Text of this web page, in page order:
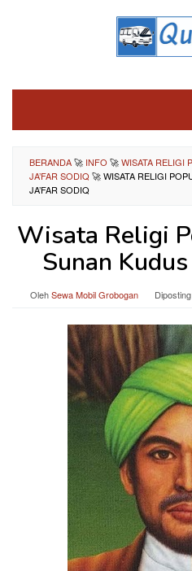
BERANDA🚀 INFO 🚀WISATA RELIGI
JA’FAR SODIQ 🚀WISATA RELIGI
JA’FAR SODIQ
Wisata Religi
Sunan
OlehSewa Mobil Grobogan